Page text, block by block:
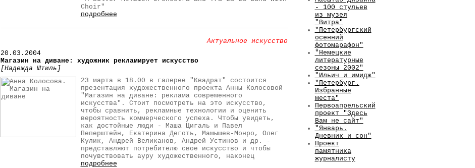
Choir"
подробнее
Актуальное искусство
20 .03.2004
Магазин на диване: художник рекламирует искусство
[Надежда Штиль]
23 марта в 18.00 в галерее "Квадрат" состоится
презентация художественного проекта Анны Колосовой
"Магазин на диване: реклама современного
искусства". Стоит посмотреть на это искусство,
чтобы сравнить, рекламные технологии и оценить
вероятность коммерческого успеха. Чтобы увидеть,
как достойные люди - Маша Цигаль и Павел
Пеперштейн, Екатерина Деготь, Мамышев-Монро, Олег
Кулик, Андрей Великанов, Андрей Устинов и др. -
представляют потребителю свое искусство и чтобы
почувствовать ауру художественного, наконец
подробнее
- 100 стульев
из музея
"Витра"
"Петербургский
осенний
фотомарафон"
"Немецкие
литературные
сезоны 2002"
"Ильич и имидж"
"Петербург.
Избранные
места"
Первоапрельский
проект "Здесь
Вам не сайт"
"Январь.
Дневник и сон"
Проект
памятника
журналисту